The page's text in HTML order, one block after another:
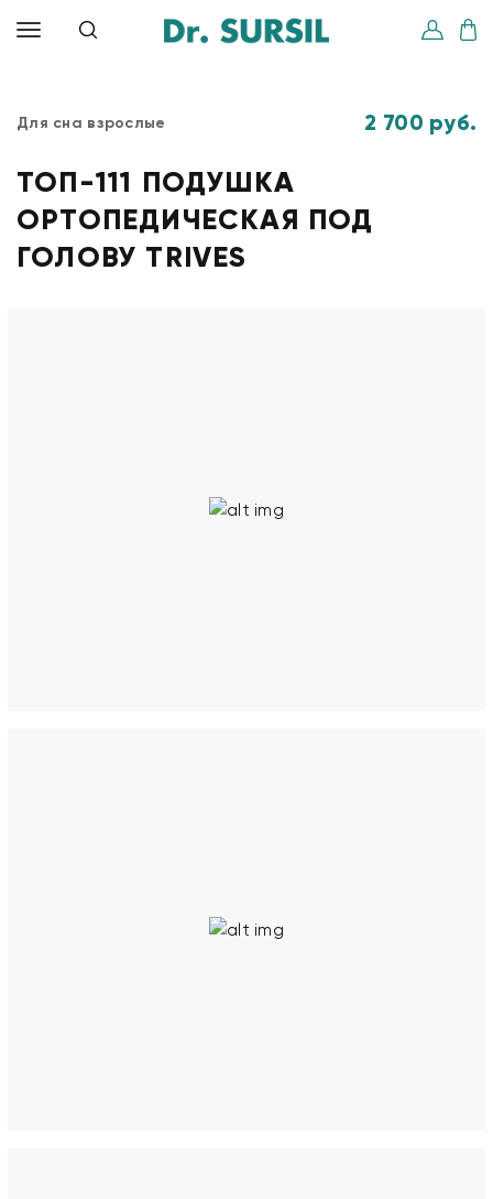
Для сна взрослые 2 700 руб.
ТОП-111 ПОДУШКА
ОРТОПЕДИЧЕСКАЯ ПОД
ГОЛОВУ TRIVES